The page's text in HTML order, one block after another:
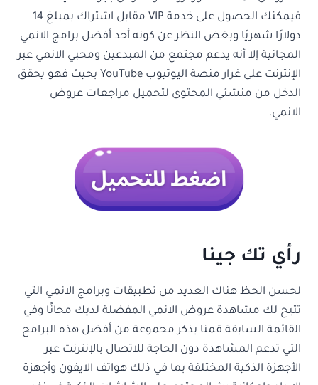
فيمكنك الحصول على خدمة VIP مقابل اشتراك بمبلغ 14
دولارًا شهريًا وبغض النظر عن كونه أحد أفضل برامج الانمي
المجانية إلا أنه يدعم مجتمع من المبدعين ومحبي الانمي عبر
الإنترنت على غرار منصة اليوتيوب YouTube بحيث فهو يحقق
الدخل من منشئي المحتوى لتحميل مراجعات عروض
الانمي.
رأي تك جينا
لحسن الحظ هناك العديد من تطبيقات وبرامج الانمي التي
تتيح لك مشاهدة عروض الانمي المفضلة لديك مجانًا وفي
القائمة السابقة قمنا بذكر مجموعة من أفضل هذه البرامج
التي تدعم المشاهدة دون الحاجة للاتصال بالإنترنت عبر
الأجهزة الذكية المختلفة بما في ذلك هواتف الايفون وأجهزة